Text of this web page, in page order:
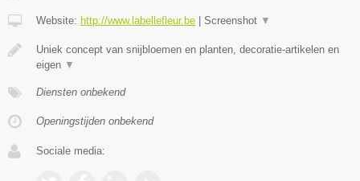
Website: http://www.labellefleur.be Screenshot ▼
Uniek concept van snijbloemen en planten, decoratie-artikelen en
eigen ▼
Diensten onbekend
Openingstijden onbekend
Sociale media: